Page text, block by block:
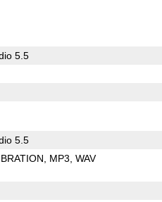
5.5
5.5
MP3 WAV